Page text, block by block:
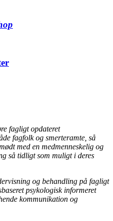
fagligt opdateret
fagfolk og smerteramte, så
med en medmenneskelig og
så tidligt som muligt i deres
og behandling på fagligt
psykologisk informeret
kommunikation og